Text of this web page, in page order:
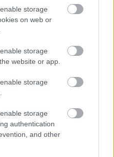
storage
on web or
storage
website or app.
storage
storage
authentication
and other